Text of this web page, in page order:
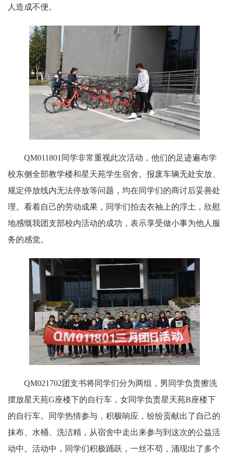
人造成不便。
QM011801同学非常重视此次活动，他们的足迹遍布学
校东侧全部教学楼和星天苑学生宿舍。报废车辆无处安放、
规定停放线内无法停放等问题，均在同学们的商讨后妥善处
理。看着自己的劳动成果，同学们拍去衣袖上的浮土，欣慰
地感慨我团支部校内活动的成功，表示享受做小事为他人服
务的感觉。
QM021702团支书将同学们分为两组，男同学负责擦洗
摆放星天苑G座楼下的自行车，女同学负责星天苑B座楼下
的自行车。同学热情参与，积极响应，纷纷贡献出了自己的
抹布、水桶、洗洁精，从宿舍中走出来参与到这次的公益活
动中。活动中，同学们积极踊跃，一丝不苟，涌现出了多个